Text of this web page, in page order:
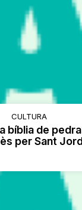
CULTURA
bíblia de
per Sant